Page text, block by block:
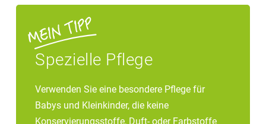
– Wie sich Haustiere auf die Entstehung von Allergien
auswirken, ist noch nicht eindeutig geklärt. Die
aktuelle Einschätzung ist, dass Hunde das
Allergierisiko nicht erhöhen. Bei Katzen ist das noch
unklar. Einige Experten raten deshalb dazu, bei
erhöhtem Allergierisiko auf (neue) Katzen zu
verzichten. Wenn die Tiere jedoch bereits im Haushalt
leben, können sie zunächst behalten werden.
Spezielle Pflege
Verwenden Sie eine besondere Pflege für
Babys und Kleinkinder, die keine
Konservierungsstoffe, Duft- oder Farbstoffe